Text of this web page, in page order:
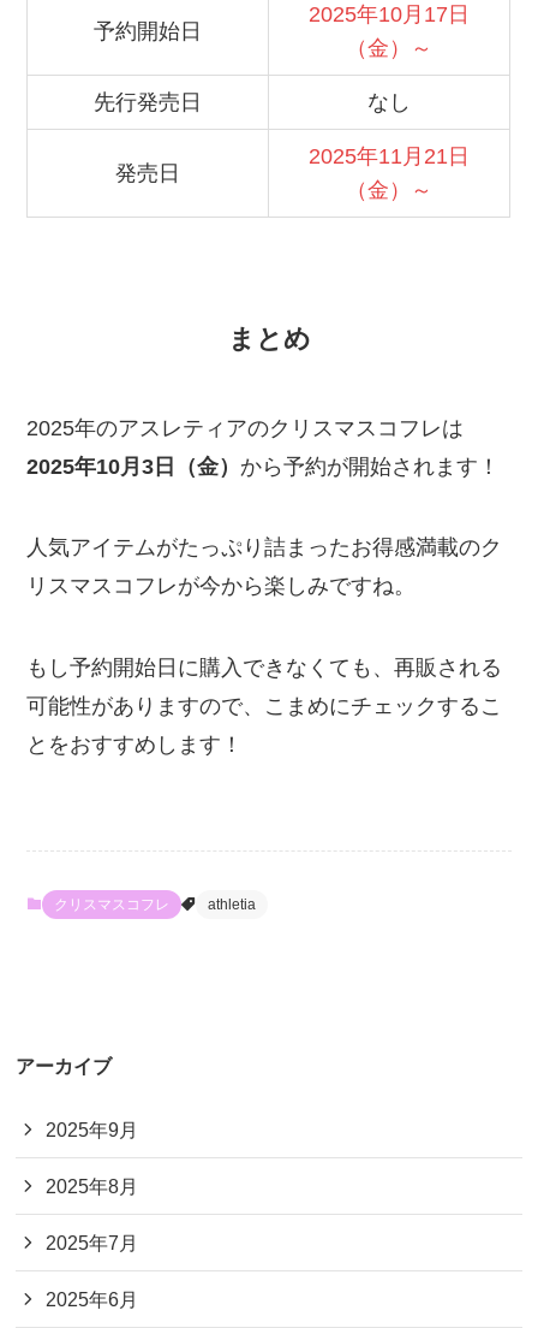
予約開始日
2025年10月17日
（金）～
先行発売日 なし
発売日
2025年11月21日
（金）～
まとめ
2025年のアスレティアのクリスマスコフレは
2025年10月3日（金） から予約が開始されます！
人気アイテムがたっぷり詰まったお得感満載のク
リスマスコフレが今から楽しみですね。
もし予約開始日に購入できなくても、再販される
可能性がありますので、こまめにチェックするこ
とをおすすめします！
クリスマスコフレ athletia
アーカイブ
2025年9月
2025年8月
2025年7月
2025年6月